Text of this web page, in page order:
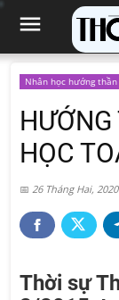
Nhân học hướng thần
HỌC
26 Tháng Hai, 2020
Thời sự